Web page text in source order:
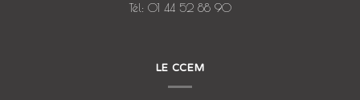
Tél: 01 44 52 88 90
LE CCEM